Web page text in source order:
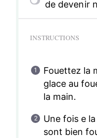
de devenir
INSTRUCTIONS
Fouettez la
glace au
la main.
Une fois e
sont bien